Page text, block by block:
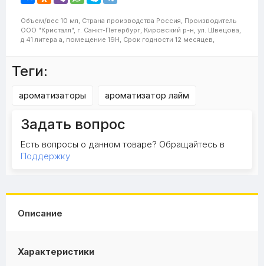
Объем/вес 10 мл, Страна производства Россия, Производитель
ООО "Кристалл", г. Санкт-Петербург, Кировский р-н, ул. Швецова,
д 41 литера а, помещение 19Н, Срок годности 12 месяцев,
Теги:
ароматизаторы ароматизатор лайм
Задать вопрос
Есть вопросы о данном товаре? Обращайтесь в
Поддержку
Описание
Характеристики